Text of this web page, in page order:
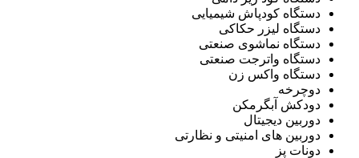
دستگاه کودپاش شیمیایی
دستگاه لیزر حکاکی
دستگاه نماشوی صنعتی
دستگاه واترجت صنعتی
دستگاه واکس زن
دوچرخه
دودکش آبگرمکن
دوربین دیجیتال
دوربین های امنیتی و نظارتی
دونات پز